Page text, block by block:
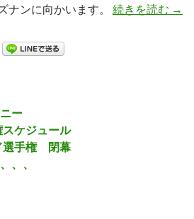
ナンに向かいます。 続きを読む ポ
→
ー
ケジュール
選手権 閉幕
、、